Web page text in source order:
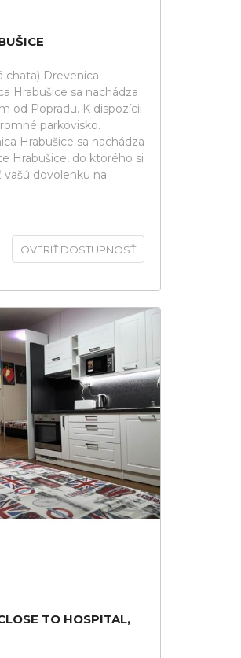
chata) Drevenica
Hrabušice sa nachádza
od Popradu. K dispozícii
parkovisko.
Hrabušice sa nachádza
Hrabušice, do ktorého si
dovolenku na
OVERIŤ DOSTUPNOSŤ
TO HOSPITAL,